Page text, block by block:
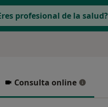
profesional de la salud?
Consulta online
Consulta online